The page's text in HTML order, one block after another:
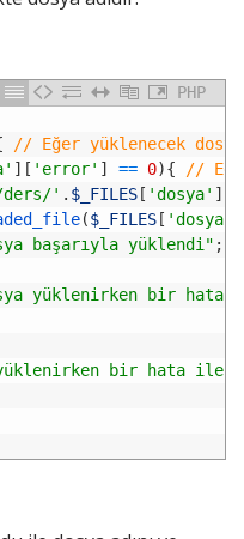
PHP
// Eğer yüklenecek
] [ 'error' ] == 0){
//
' . $_FILES [ 'dosya' ]
($_FILES [ 'dosya'
başarıyla yüklendi" ;
yüklenirken bir hata
yüklenirken bir hata ile